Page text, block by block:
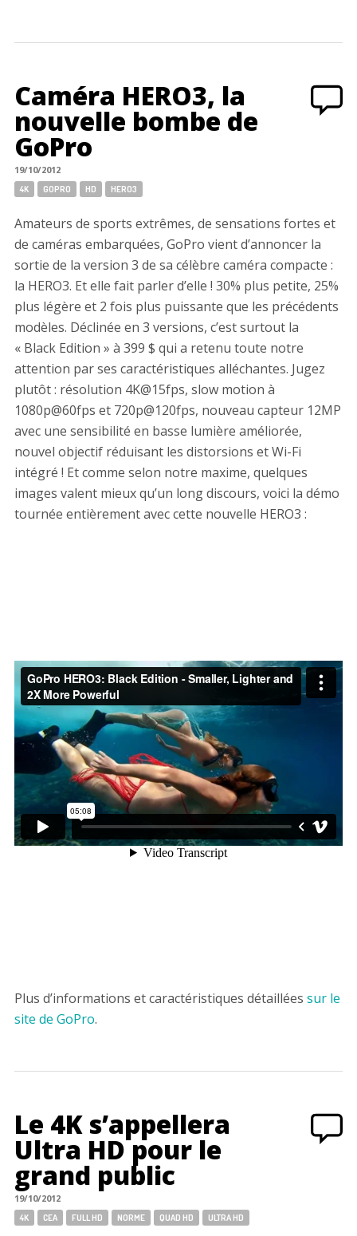
Caméra HERO3, la
nouvelle bombe de
GoPro
19/10/2012
Tags:
4K GOPRO HD HERO3
Amateurs de sports extrêmes, de sensations fortes et
de caméras embarquées, GoPro vient d’annoncer la
sortie de la version 3 de sa célèbre caméra compacte :
la HERO3. Et elle fait parler d’elle ! 30% plus petite, 25%
plus légère et 2 fois plus puissante que les précédents
modèles. Déclinée en 3 versions, c’est surtout la
« Black Edition » à 399 $ qui a retenu toute notre
attention par ses caractéristiques alléchantes. Jugez
plutôt : résolution 4K@15fps, slow motion à
1080p@60fps et 720p@120fps, nouveau capteur 12MP
avec une sensibilité en basse lumière améliorée,
nouvel objectif réduisant les distorsions et Wi-Fi
intégré ! Et comme selon notre maxime, quelques
images valent mieux qu’un long discours, voici la démo
tournée entièrement avec cette nouvelle HERO3 :
Plus d’informations et caractéristiques détaillées sur le
site de GoPro.
Le 4K s’appellera
Ultra HD pour le
grand public
19/10/2012
Tags:
4K CEA FULL HD NORME QUAD HD ULTRA HD